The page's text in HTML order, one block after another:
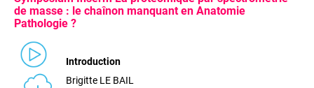
de masse : le chaînon manquant en Anatomie
Pathologie ?
Introduction
Brigitte LE BAIL